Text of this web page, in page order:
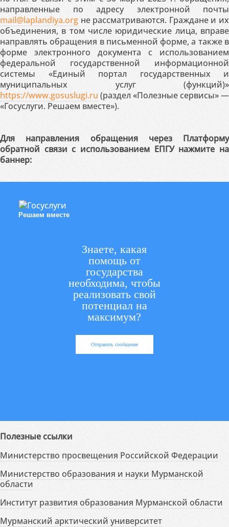
направленные по адресу электронной почты
mail@laplandiya.org не рассматриваются. Граждане и их
объединения, в том числе юридические лица, вправе
направлять обращения в письменной форме, а также в
форме электронного документа с использованием
федеральной государственной информационной
системы «Единый портал государственных и
муниципальных услуг (функций)»
https://www.gosuslugi.ru (раздел «Полезные сервисы» —
«Госуслуги. Решаем вместе»).
Для направления обращения через Платформу
обратной связи с использованием ЕПГУ нажмите на
баннер:
Решаем вместе
Знаете, какая
помощь от
государства
необходима, чтобы
реализовать свой
потенциал на
максимум?
Отправить сообщение
Полезные ссылки
Министерство просвещения Российской Федерации
Министерство образования и науки Мурманской
области
Институт развития образования Мурманской области
Мурманский арктический университет